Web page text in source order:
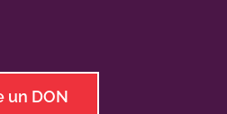
un DON